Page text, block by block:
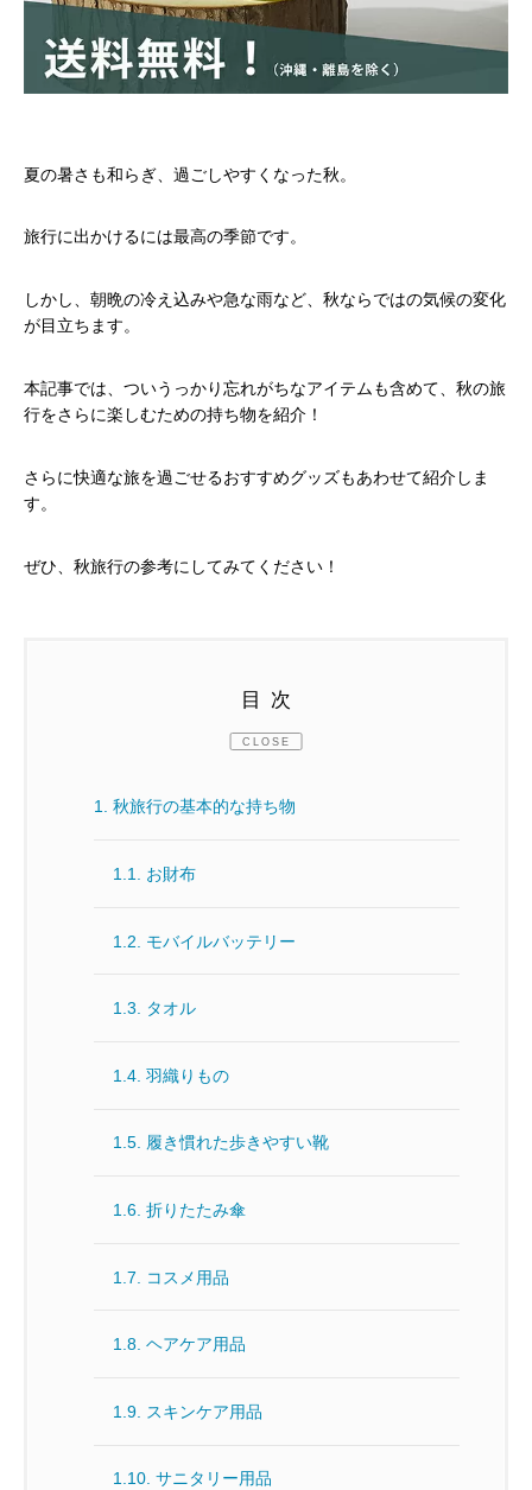
夏の暑さも和らぎ、過ごしやすくなった秋。
旅行に出かけるには最高の季節です。
しかし、朝晩の冷え込みや急な雨など、秋ならではの気候の変化
が目立ちます。
本記事では、ついうっかり忘れがちなアイテムも含めて、秋の旅
行をさらに楽しむための持ち物を紹介！
さらに快適な旅を過ごせるおすすめグッズもあわせて紹介しま
す。
ぜひ、秋旅行の参考にしてみてください！
目次
CLOSE
1.秋旅行の基本的な持ち物
1.1. お財布
1.2. モバイルバッテリー
1.3. タオル
1.4.羽織りもの
1.5. 履き慣れた歩きやすい靴
1.6.折りたたみ傘
1.7. コスメ用品
1.8.ヘアケア用品
1.9. スキンケア用品
1.10.サニタリー用品